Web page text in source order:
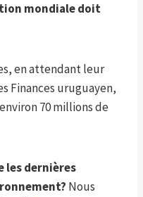
mondiale doit
en attendant leur
Finances uruguayen,
70 millions de
les dernières
Nous